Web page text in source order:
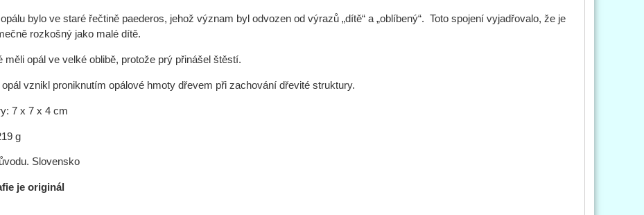
bylo ve staré řečtině paederos, jehož význam byl odvozen od výrazů „dítě“ a „oblíbený“. Toto spojení vyjadřovalo, že je
rozkošný jako malé dítě.
měli opál ve velké oblibě, protože prý přinášel štěstí.
opál vznikl proniknutím opálové hmoty dřevem při zachování dřevité struktury.
7 x 7 x 4 cm
g
Slovensko
je originál